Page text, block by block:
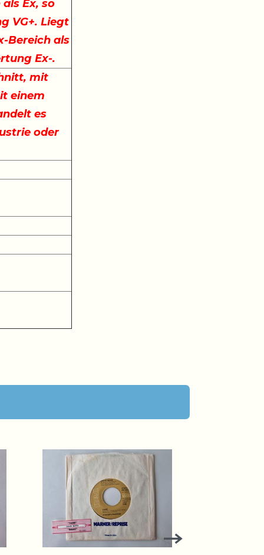
Ex, so
VG+. Liegt
Bereich als
Ex-.
mit
einem
es
oder